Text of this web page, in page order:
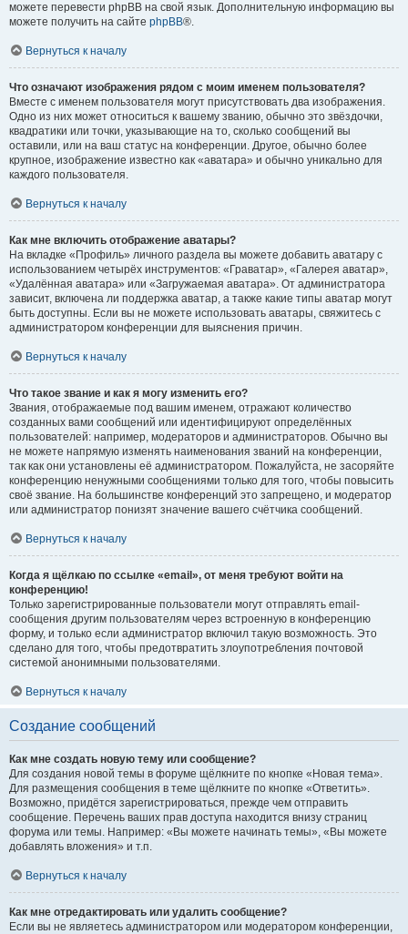
можете перевести phpBB на свой язык. Дополнительную информацию вы
можете получить на сайте phpBB®.
Вернуться к началу
Что означают изображения рядом с моим именем пользователя?
Вместе с именем пользователя могут присутствовать два изображения.
Одно из них может относиться к вашему званию, обычно это звёздочки,
квадратики или точки, указывающие на то, сколько сообщений вы
оставили, или на ваш статус на конференции. Другое, обычно более
крупное, изображение известно как «аватара» и обычно уникально для
каждого пользователя.
Вернуться к началу
Как мне включить отображение аватары?
На вкладке «Профиль» личного раздела вы можете добавить аватару с
использованием четырёх инструментов: «Граватар», «Галерея аватар»,
«Удалённая аватара» или «Загружаемая аватара». От администратора
зависит, включена ли поддержка аватар, а также какие типы аватар могут
быть доступны. Если вы не можете использовать аватары, свяжитесь с
администратором конференции для выяснения причин.
Вернуться к началу
Что такое звание и как я могу изменить его?
Звания, отображаемые под вашим именем, отражают количество
созданных вами сообщений или идентифицируют определённых
пользователей: например, модераторов и администраторов. Обычно вы
не можете напрямую изменять наименования званий на конференции,
так как они установлены её администратором. Пожалуйста, не засоряйте
конференцию ненужными сообщениями только для того, чтобы повысить
своё звание. На большинстве конференций это запрещено, и модератор
или администратор понизят значение вашего счётчика сообщений.
Вернуться к началу
Когда я щёлкаю по ссылке «email», от меня требуют войти на
конференцию!
Только зарегистрированные пользователи могут отправлять email-
сообщения другим пользователям через встроенную в конференцию
форму, и только если администратор включил такую возможность. Это
сделано для того, чтобы предотвратить злоупотребления почтовой
системой анонимными пользователями.
Вернуться к началу
Создание сообщений
Как мне создать новую тему или сообщение?
Для создания новой темы в форуме щёлкните по кнопке «Новая тема».
Для размещения сообщения в теме щёлкните по кнопке «Ответить».
Возможно, придётся зарегистрироваться, прежде чем отправить
сообщение. Перечень ваших прав доступа находится внизу страниц
форума или темы. Например: «Вы можете начинать темы», «Вы можете
добавлять вложения» и т.п.
Вернуться к началу
Как мне отредактировать или удалить сообщение?
Если вы не являетесь администратором или модератором конференции,